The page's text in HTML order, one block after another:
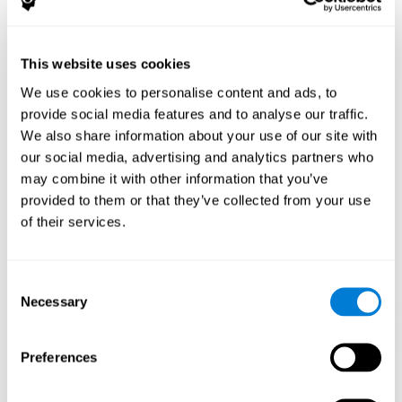
This website uses cookies
We use cookies to personalise content and ads, to
provide social media features and to analyse our traffic.
We also share information about your use of our site with
our social media, advertising and analytics partners who
may combine it with other information that you’ve
provided to them or that they’ve collected from your use
of their services.
Selection
Necessary
Preferences
نقاط تشابك جديدة، تنظيم الدوائر العصبية واستعادة الوظائف المعرفية
تساعد اللعبة يقودني للجنون في تدريب الكبت والإدراك البصري. إنّ تنبيه
هذه المهارات باستمرار قد يساعد في إنشاء نقاط تشابك جديدة، تنظيم
الدوائر العصبية وتحسين الوظائف المعرفية.
الأسبوع الأوّل الأسبوع الثاني الأسبوع الثالث
إسقاط رسومي توجيهي للشبكات العصبية بعد 3 أسابيع.